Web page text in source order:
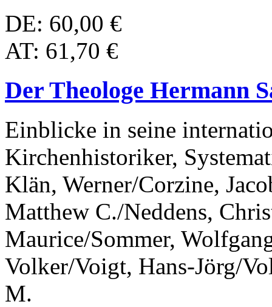
DE: 60,00 €
AT: 61,70 €
Der Theologe Hermann
Einblicke in seine
Kirchenhistoriker,
Klän, Werner/Corzine,
Matthew C./Neddens,
Maurice/Sommer,
Volker/Voigt, Hans-Jörg/
M.